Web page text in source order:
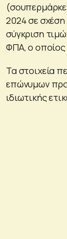
2024 σε
σύγκριση
ΦΠΑ, ο οποίος
Τα στοιχεία
επώνυμων
ιδιωτικής